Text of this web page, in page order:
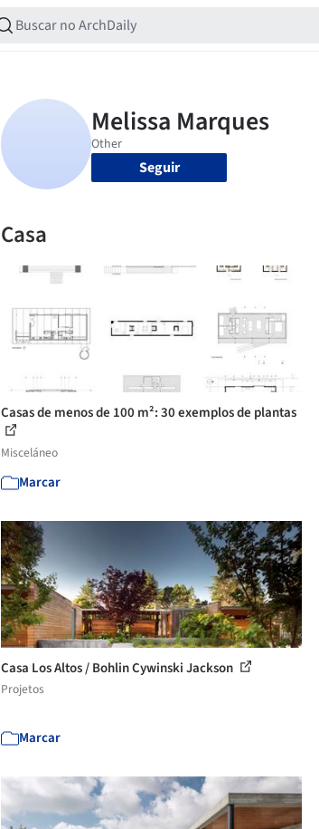
Seguir
Casa
Casas de menos de 100 m²: 30 exemplos de plantas
Misceláneo
Marcar
Casa Los Altos / Bohlin Cywinski Jackson
Projetos
Marcar